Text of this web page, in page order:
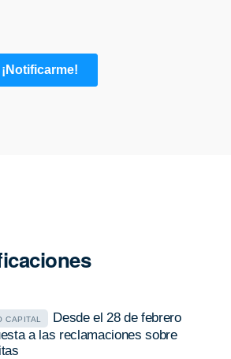
CAPITAL
Desde el 28 de febrero
a las reclamaciones sobre